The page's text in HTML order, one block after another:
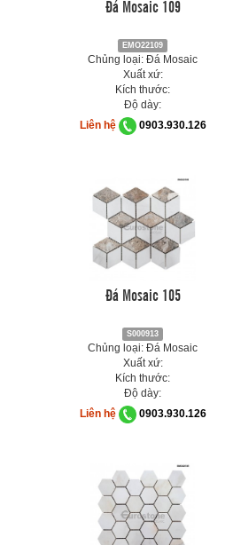
Đá Mosaic 109
EMO22109
Chủng loại: Đá Mosaic
Xuất xứ:
Kích thước:
Độ dày:
Liên hệ
0903.930.126
Đá Mosaic 105
S000913
Chủng loại: Đá Mosaic
Xuất xứ:
Kích thước:
Độ dày:
Liên hệ
0903.930.126